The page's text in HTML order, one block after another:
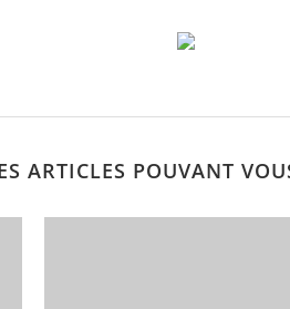
ARTICLES POUVANT